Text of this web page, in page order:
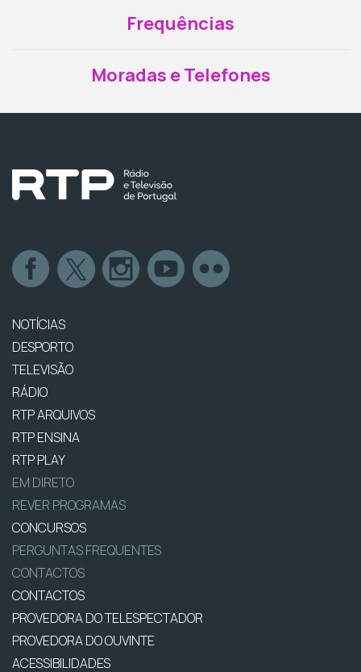
Frequências
Moradas e Telefones
NOTÍCIAS
DESPORTO
TELEVISÃO
RÁDIO
RTP ARQUIVOS
RTP ENSINA
RTP PLAY
EM DIRETO
REVER PROGRAMAS
CONCURSOS
PERGUNTAS FREQUENTES
CONTACTOS
CONTACTOS
PROVEDORA DO TELESPECTADOR
PROVEDORA DO OUVINTE
ACESSIBILIDADES